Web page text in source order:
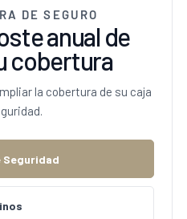
DE SEGURO
anual de
cobertura
la cobertura de su caja
Seguridad